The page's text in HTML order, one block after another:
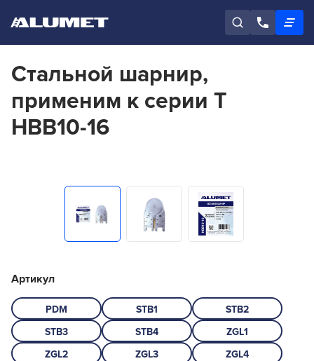
Стальной шарнир,
применим к серии T
HBB10-16
Артикул
PDM STB1
STB2
STB3
STB4
ZGL1
ZGL2
ZGL3
ZGL4